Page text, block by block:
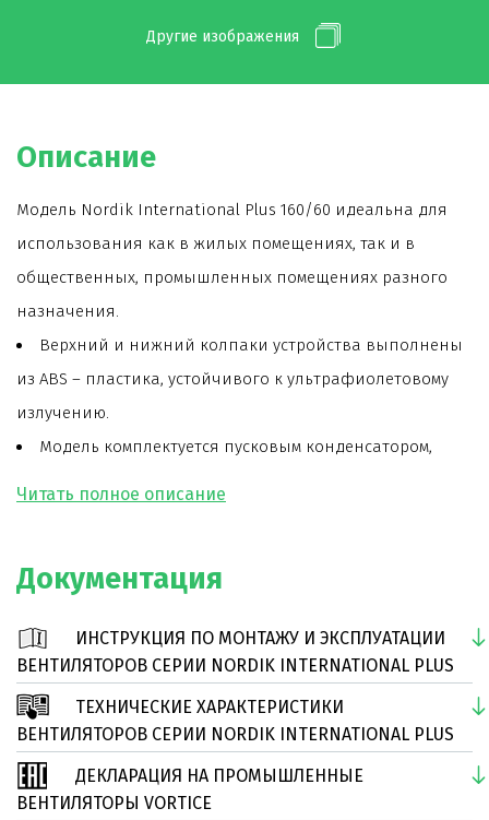
Другие изображения
Описание
Модель Nordik International Plus 160/60 идеальна для
использования как в жилых помещениях, так и в
общественных, промышленных помещениях разного
назначения.
Верхний и нижний колпаки устройства выполнены
из ABS – пластика, устойчивого к ультрафиолетовому
излучению.
Модель комплектуется пусковым конденсатором,
Модель комплектуется стандартной удлинительной
Вентилятор монтируется на крюке с
виброизолятором, входящим в комплект поставки.
Степень защиты - IP20.
- Максимальная производительность – 14 000 м3/час.
Документация
ИНСТРУКЦИЯ ПО МОНТАЖУ И ЭКСПЛУАТАЦИИ
ВЕНТИЛЯТОРОВ СЕРИИ NORDIK INTERNATIONAL PLUS
ТЕХНИЧЕСКИЕ ХАРАКТЕРИСТИКИ
ВЕНТИЛЯТОРОВ СЕРИИ NORDIK INTERNATIONAL PLUS
ДЕКЛАРАЦИЯ НА ПРОМЫШЛЕННЫЕ
ВЕНТИЛЯТОРЫ VORTICE